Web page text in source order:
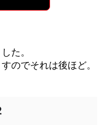
た。
のでそれは後ほど。